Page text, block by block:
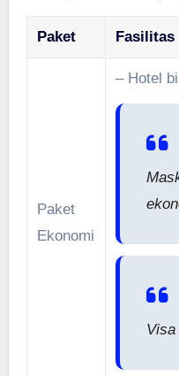
Paket Fasilitas
Paket
Ekonomi
– Hotel
Visa